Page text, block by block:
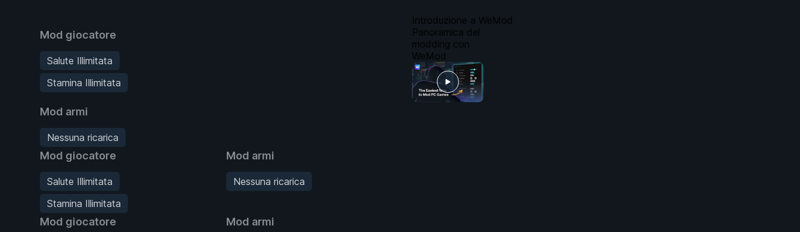
Mod giocatore
Salute Illimitata
Stamina Illimitata
Mod armi
Nessuna ricarica
Mod giocatore
Salute Illimitata
Stamina Illimitata
Mod armi
Nessuna ricarica
Mod giocatore Mod armi
Introduzione a WeMod
Panoramica del
modding con
WeMod